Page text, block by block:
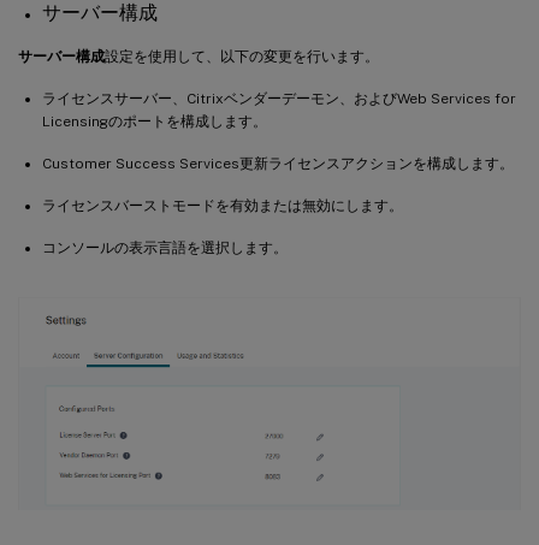
サーバー構成
サーバー構成設定を使用して、以下の変更を行います。
ライセンスサーバー、Citrixベンダーデーモン、およびWeb Services for
Licensingのポートを構成します。
Customer Success Services更新ライセンスアクションを構成します。
ライセンスバーストモードを有効または無効にします。
コンソールの表示言語を選択します。